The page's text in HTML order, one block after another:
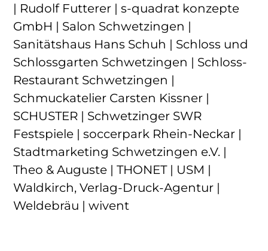
| Rudolf Futterer | s-quadrat konzepte
GmbH | Salon Schwetzingen |
Sanitätshaus Hans Schuh | Schloss und
Schlossgarten Schwetzingen | Schloss-
Restaurant Schwetzingen |
Schmuckatelier Carsten Kissner |
SCHUSTER | Schwetzinger SWR
Festspiele | soccerpark Rhein-Neckar |
Stadtmarketing Schwetzingen e.V. |
Theo & Auguste | THONET | USM |
Waldkirch, Verlag-Druck-Agentur |
Weldebräu | wivent